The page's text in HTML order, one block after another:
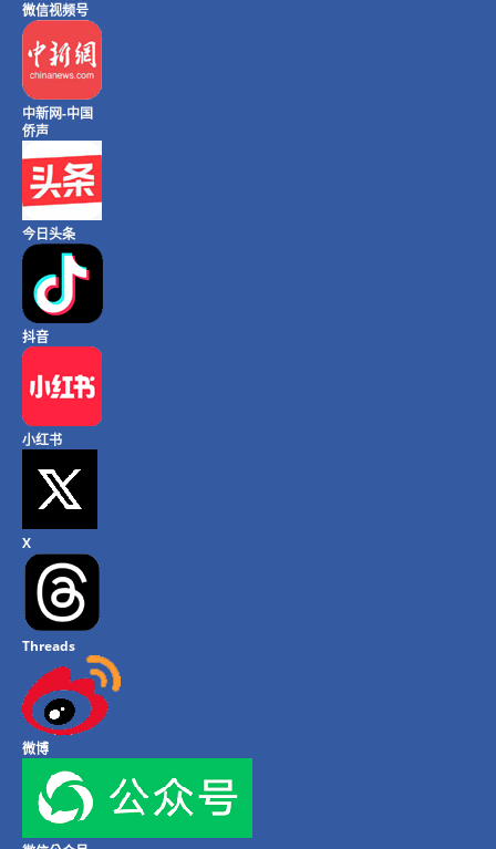
微信视频号
中新网-中国
侨声
今日头条
抖音
小红书
X
Threads
微博